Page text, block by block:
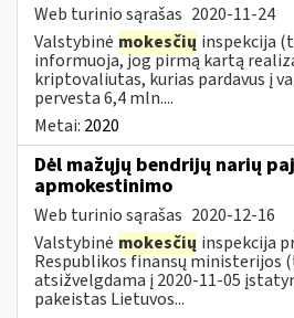
Web turinio sąrašas 2020-11-24
Valstybinė mokesčių inspekcija
informuoja, jog pirmą kartą
kriptovaliutas, kurias pardavus į
pervesta 6,4 mln....
Metai: 2020
Dėl mažųjų bendrijų narių
apmokestinimo
Web turinio sąrašas 2020-12-16
Valstybinė mokesčių inspekcija
Respublikos finansų ministerijos
atsižvelgdama į 2020-11-05
pakeistas Lietuvos...